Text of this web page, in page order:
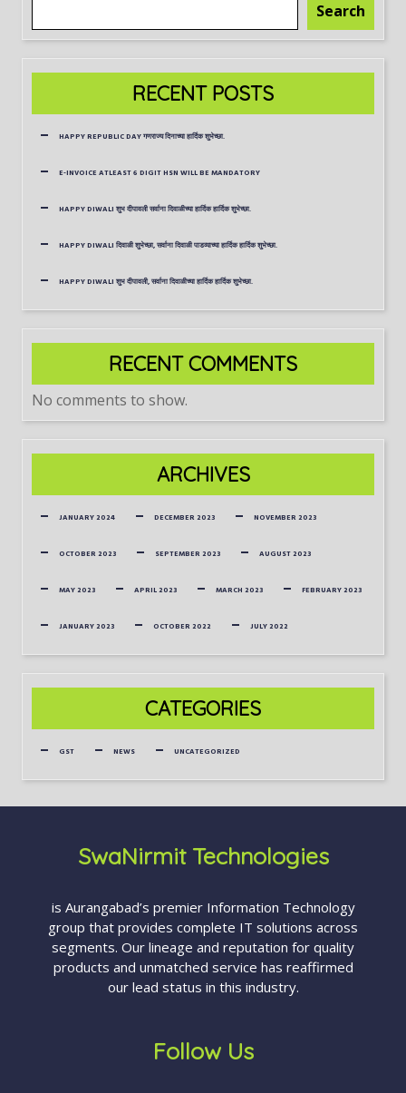
Search
RECENT POSTS
HAPPY REPUBLIC DAY गणराज्य दिनाच्या हार्दिक शुभेच्छा.
E-INVOICE ATLEAST 6 DIGIT HSN WILL BE MANDATORY
HAPPY DIWALI शुभ दीपावली सर्वाना दिवाळीच्या हार्दिक हार्दिक शुभेच्छा.
HAPPY DIWALI दिवाळी शुभेच्छा, सर्वाना दिवाळी पाडव्याच्या हार्दिक हार्दिक शुभेच्छा.
HAPPY DIWALI शुभ दीपावली, सर्वाना दिवाळीच्या हार्दिक हार्दिक शुभेच्छा.
RECENT COMMENTS
No comments to show.
ARCHIVES
JANUARY 2024 DECEMBER 2023 NOVEMBER 2023
OCTOBER 2023 SEPTEMBER 2023 AUGUST 2023
MAY 2023 APRIL 2023 MARCH 2023 FEBRUARY 2023
JANUARY 2023 OCTOBER 2022 JULY 2022
CATEGORIES
GST NEWS UNCATEGORIZED
SwaNirmit Technologies
is Aurangabad’s premier Information Technology
group that provides complete IT solutions across
segments. Our lineage and reputation for quality
products and unmatched service has reaffirmed
our lead status in this industry.
Follow Us